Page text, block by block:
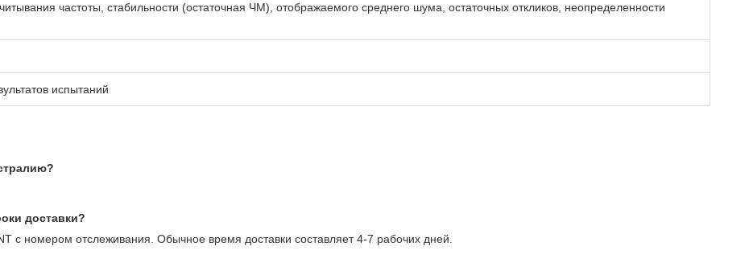
частоты, стабильности (остаточная ЧМ), отображаемого среднего шума, остаточных откликов, неопределенности
испытаний
доставки?
с номером отслеживания. Обычное время доставки составляет 4-7 рабочих дней.